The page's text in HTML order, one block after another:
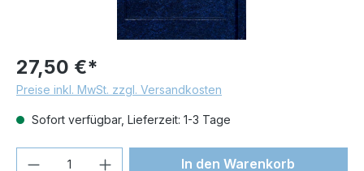
27,50 €*
Preise inkl. MwSt. zzgl. Versandkosten
Sofort verfügbar, Lieferzeit: 1-3 Tage
Produkt Anzahl: Gib denIn den Warenkorb